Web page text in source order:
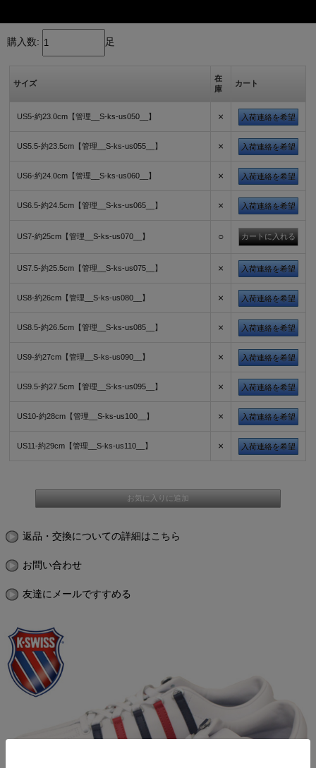
購入数: 足
サイズ
在
庫
カート
US5-約23.0cm【管理__S-ks-us050__】 × 入荷連絡を希望
US5.5-約23.5cm【管理__S-ks-us055__】 × 入荷連絡を希望
US6-約24.0cm【管理__S-ks-us060__】 × 入荷連絡を希望
US6.5-約24.5cm【管理__S-ks-us065__】 × 入荷連絡を希望
US7-約25cm【管理__S-ks-us070__】 ○
US7.5-約25.5cm【管理__S-ks-us075__】 × 入荷連絡を希望
US8-約26cm【管理__S-ks-us080__】 × 入荷連絡を希望
US8.5-約26.5cm【管理__S-ks-us085__】 × 入荷連絡を希望
US9-約27cm【管理__S-ks-us090__】 × 入荷連絡を希望
US9.5-約27.5cm【管理__S-ks-us095__】 × 入荷連絡を希望
US10-約28cm【管理__S-ks-us100__】 × 入荷連絡を希望
US11-約29cm【管理__S-ks-us110__】 × 入荷連絡を希望
返品・交換についての詳細はこちら
お問い合わせ
友達にメールですすめる